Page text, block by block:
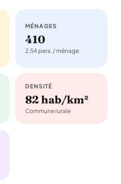
MÉNAGES
410
2,54 pers. / ménage
DENSITÉ
82 hab/km²
Commune rurale